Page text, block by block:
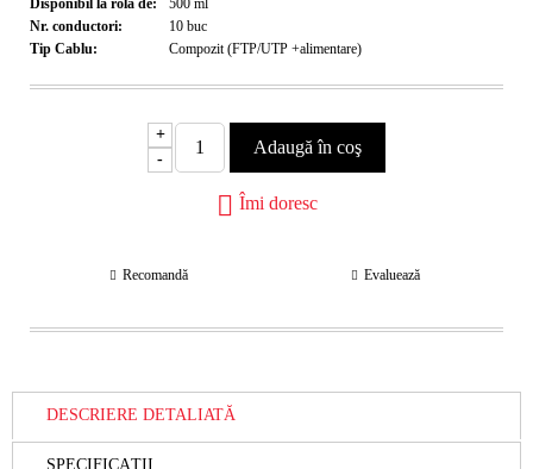
Disponibil la rola de:
500 ml
Nr. conductori:
10 buc
Tip Cablu:
Compozit (FTP/UTP +alimentare)
+
-
Îmi doresc
Recomandă Evaluează
DESCRIERE DETALIATĂ
SPECIFICAȚII